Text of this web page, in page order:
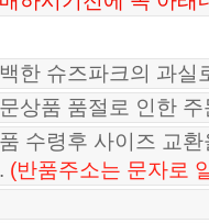
한 슈즈파크의 과실
상품 품절로 인한
수령후 사이즈 교
(반품주소는 문자로